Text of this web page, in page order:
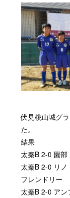
伏見桃山城グ
た。
結果
太秦B 2-0 園部
太秦B 2-0 リノ
フレンドリー
太秦B 2-0 アン